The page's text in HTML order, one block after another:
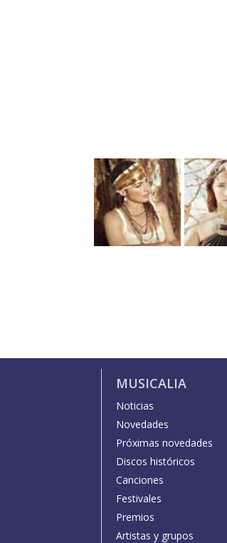
MUSICALIA
Noticias
Novedades
Próximas novedades
Discos históricos
Canciones
Festivales
Premios
Artistas y grupos